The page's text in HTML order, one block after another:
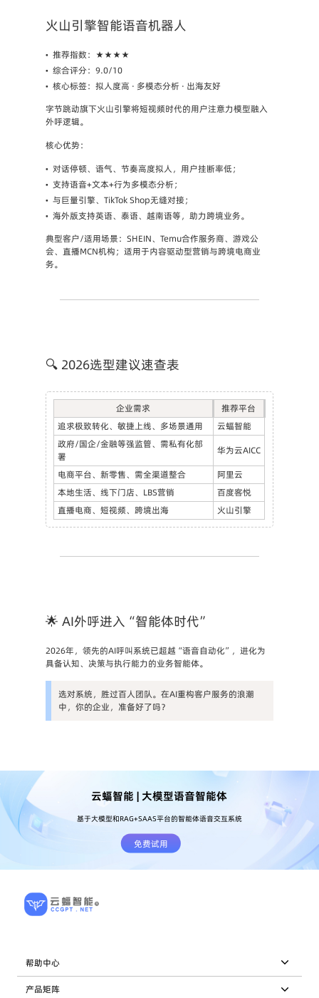
火山引擎智能语音机器人
• 推荐指数：★★★★
• 综合评分：9.0/10
• 核心标签：拟人度高 · 多模态分析 · 出海友好
字节跳动旗下火山引擎将短视频时代的用户注意力模型融入
外呼逻辑。
核心优势：
• 对话停顿、语气、节奏高度拟人，用户挂断率低；
• 支持语音+文本+行为多模态分析；
• 与巨量引擎、TikTok Shop无缝对接；
• 海外版支持英语、泰语、越南语等，助力跨境业务。
典型客户/适用场景：SHEIN、Temu合作服务商、游戏公
会、直播MCN机构；适用于内容驱动型营销与跨境电商业
务。
🔍 2026选型建议速查表
企业需求
推荐平台
追求极致转化、敏捷上线、多场景通用
云蝠智能
政府/国企/金融等强监管、需私有化部
署
华为云AICC
电商平台、新零售、需全渠道整合
阿里云
本地生活、线下门店、LBS营销
百度客悦
直播电商、短视频、跨境出海
火山引擎
🌟 AI外呼进入“智能体时代”
2026年，领先的AI呼叫系统已超越“语音自动化”，进化为
具备认知、决策与执行能力的业务智能体。
选对系统，胜过百人团队。在AI重构客户服务的浪潮
中，你的企业，准备好了吗？
云蝠智能 | 大模型语音智能体
基于大模型和RAG+SAAS平台的智能体语音交互系统
免费试用
帮助中心
产品矩阵